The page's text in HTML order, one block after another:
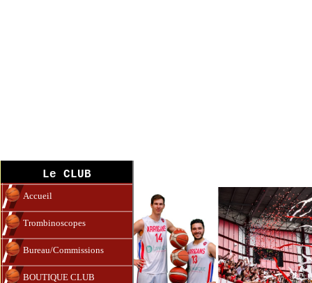
Le CLUB
Accueil
Trombinoscopes
Bureau/Commissions
BOUTIQUE CLUB